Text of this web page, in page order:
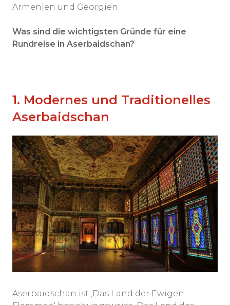
Armenien und Georgien.
Was sind die wichtigsten Gründe für eine
Rundreise in Aserbaidschan?
1. Modernes und Traditionelles
Aserbaidschan
Aserbaidschan ist ‚Das Land der Ewigen